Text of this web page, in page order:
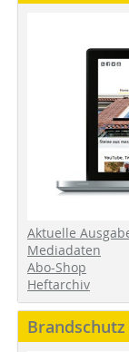
Aktuelle
Mediadaten
Abo-Shop
Heftarchiv
Brandschutz